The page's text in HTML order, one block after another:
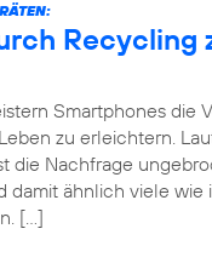
Recycling
Smartphones die
zu erleichtern.
die Nachfrage
ähnlich viele wie
[…]